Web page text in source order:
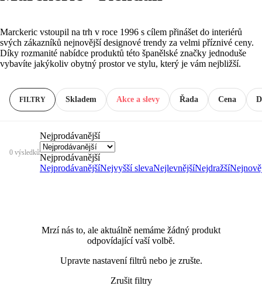
Marckeric vstoupil na trh v roce 1996 s cílem přinášet do interiérů
svých zákazníků nejnovější designové trendy za velmi příznivé ceny.
Díky rozmanité nabídce produktů této španělské značky jednoduše
vybavíte jakýkoliv obytný prostor ve stylu, který je vám nejbližší.
FILTRY Skladem Akce a slevy Řada Cena
0 výsledků
Nejprodávanější
Nejprodávanější
NejprodávanějšíNejvyšší slevaNejlevnějšíNejdražší
Mrzí nás to, ale aktuálně nemáme žádný produkt
odpovídající vaší volbě.
Upravte nastavení filtrů nebo je zrušte.
Zrušit filtry